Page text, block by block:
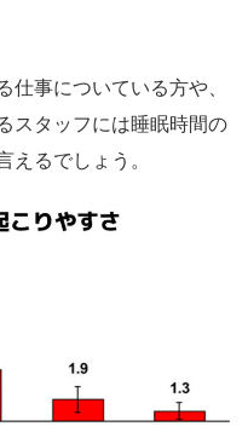
事についている方や、
スタッフには睡眠時間の
るでしょう。